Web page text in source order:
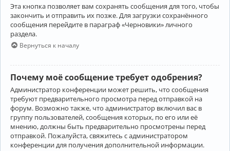
Эта кнопка позволяет вам сохранять сообщения для того, чтобы
закончить и отправить их позже. Для загрузки сохранённого
сообщения перейдите в параграф «Черновики» личного
раздела.
Вернуться к началу
Почему моё сообщение требует одобрения?
Администратор конференции может решить, что сообщения
требуют предварительного просмотра перед отправкой на
форум. Возможно также, что администратор включил вас в
группу пользователей, сообщения которых, по его или её
мнению, должны быть предварительно просмотрены перед
отправкой. Пожалуйста, свяжитесь с администратором
конференции для получения дополнительной информации.